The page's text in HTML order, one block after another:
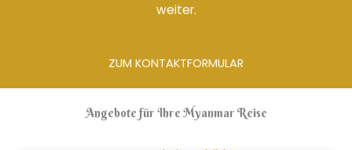
weiter.
ZUM KONTAKTFORMULAR
Angebote für Ihre Myanmar Reise